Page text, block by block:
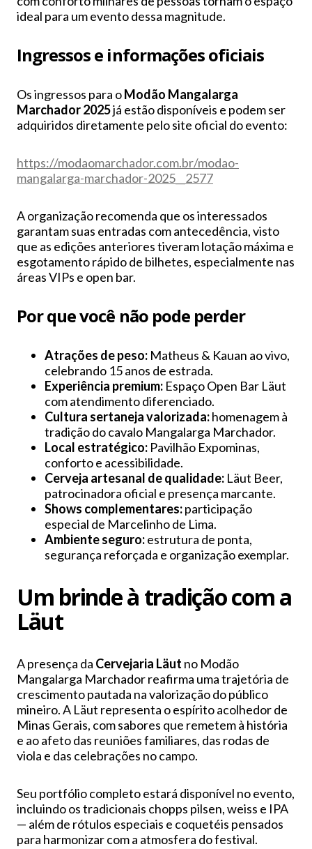
ideal para um evento dessa magnitude.
Ingressos e informações oficiais
Os ingressos para oModão Mangalarga
Marchador 2025já estão disponíveis e podem ser
adquiridos diretamente pelo site oficial do evento:
https://modaomarchador.com.br/modao-
mangalarga-marchador-2025__2577
A organização recomenda que os interessados
garantam suas entradas com antecedência, visto
que as edições anteriores tiveram lotação máxima e
esgotamento rápido de bilhetes, especialmente nas
áreas VIPs e open bar.
Por que você não pode perder
Atrações de peso: Matheus & Kauan ao vivo,
celebrando 15 anos de estrada.
Experiência premium: Espaço Open Bar Läut
com atendimento diferenciado.
Cultura sertaneja valorizada:homenagem à
tradição do cavalo Mangalarga Marchador.
Local estratégico: Pavilhão Expominas,
conforto e acessibilidade.
Cerveja artesanal de qualidade: Läut Beer,
patrocinadora oficial e presença marcante.
Shows complementares:participação
especial de Marcelinho de Lima.
Ambiente seguro:estrutura de ponta,
segurança reforçada e organização exemplar.
Um brinde à tradição com a
Läut
A presença da Cervejaria Läut no Modão
Mangalarga Marchador reafirma uma trajetória de
crescimento pautada na valorização do público
mineiro. A Läut representa o espírito acolhedor de
Minas Gerais, com sabores que remetem à história
e ao afeto das reuniões familiares, das rodas de
viola e das celebrações no campo.
Seu portfólio completo estará disponível no evento,
incluindo os tradicionais chopps pilsen, weiss e IPA
— além de rótulos especiais e coquetéis pensados
para harmonizar com a atmosfera do festival.